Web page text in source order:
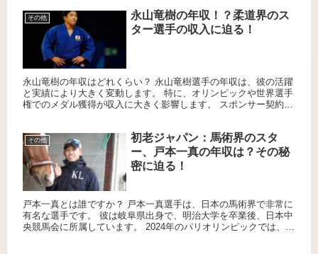
その他
永山竜樹の年収！？柔道界のス
ター選手の収入に迫る！
永山竜樹の年収はどれくらい？ 永山竜樹選手の年収は、彼の活躍
と実績により大きく変動します。 特に、オリンピックや世界選手
権でのメダル獲得が収入に大きく影響します。 スポンサー契約や
その他
初老ジャパン：馬術界のスタ
ー、戸本一真の年収は？その秘
密に迫る！
戸本一真とは誰ですか？ 戸本一真選手は、日本の馬術界で非常に
有名な選手です。 彼は岐阜県出身で、明治大学を卒業後、日本中
央競馬会に所属しています。 2024年のパリオリンピックでは、総